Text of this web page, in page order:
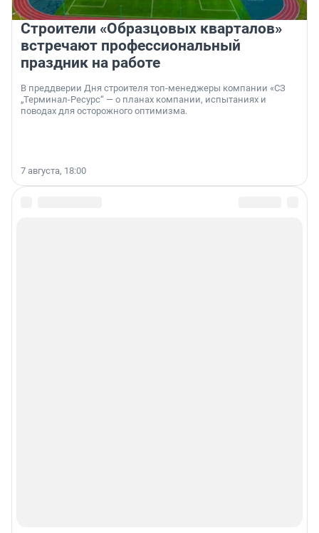
Строители «Образцовых кварталов»
встречают профессиональный
праздник на работе
В преддверии Дня строителя топ-менеджеры компании «СЗ
„Терминал-Ресурс“ — о планах компании, испытаниях и
поводах для осторожного оптимизма.
7 августа, 18:00